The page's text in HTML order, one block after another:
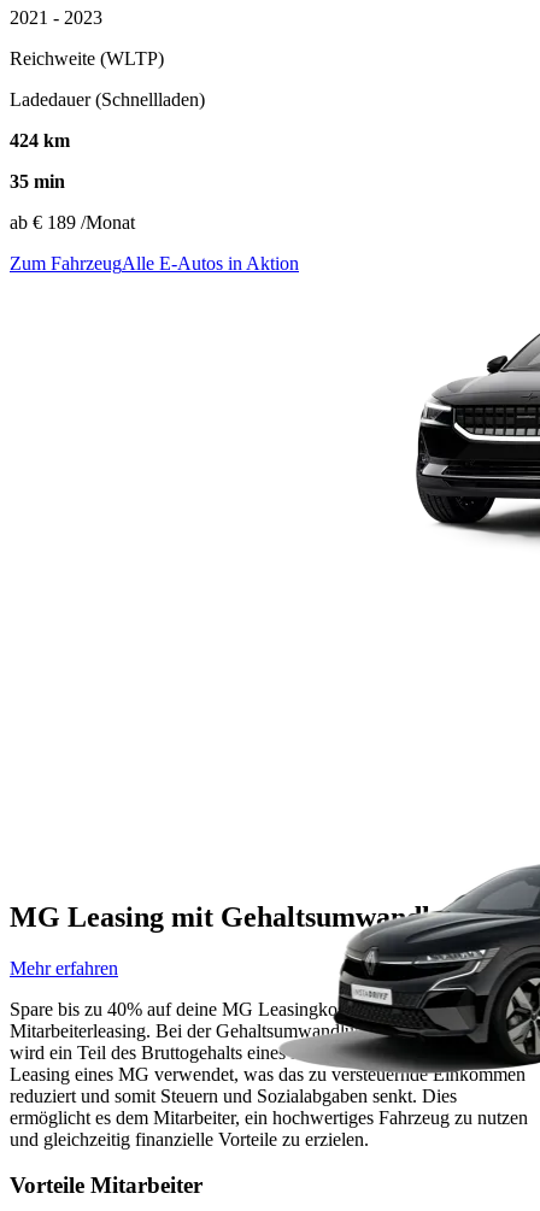
2021 - 2023
Reichweite (WLTP)
Ladedauer (Schnellladen)
424 km
35 min
ab € 189 /Monat
Zum FahrzeugAlle E-Autos in Aktion
MG Leasing mit Gehaltsumwandlung
Mehr erfahren
Spare bis zu 40% auf deine MG Leasingkosten mit dem
Mitarbeiterleasing. Bei der Gehaltsumwandlung für MG Leasing
wird ein Teil des Bruttogehalts eines Mitarbeiters direkt für das
Leasing eines MG verwendet, was das zu versteuernde Einkommen
reduziert und somit Steuern und Sozialabgaben senkt. Dies
ermöglicht es dem Mitarbeiter, ein hochwertiges Fahrzeug zu nutzen
und gleichzeitig finanzielle Vorteile zu erzielen.
Vorteile Mitarbeiter